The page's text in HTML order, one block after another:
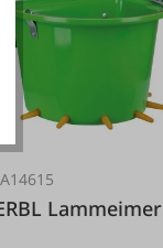
KERBL Lammeimer